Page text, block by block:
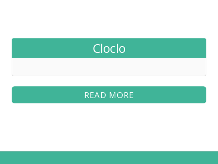
Cloclo
READ MORE